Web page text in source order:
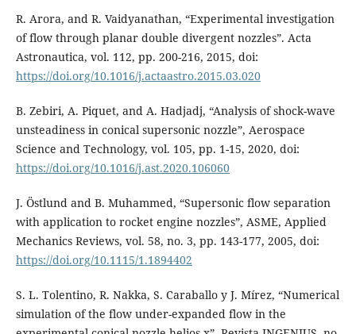
R. Arora, and R. Vaidyanathan, “Experimental investigation
of flow through planar double divergent nozzles”. Acta
Astronautica, vol. 112, pp. 200-216, 2015, doi:
https://doi.org/10.1016/j.actaastro.2015.03.020
B. Zebiri, A. Piquet, and A. Hadjadj, “Analysis of shock-wave
unsteadiness in conical supersonic nozzle”, Aerospace
Science and Technology, vol. 105, pp. 1-15, 2020, doi:
https://doi.org/10.1016/j.ast.2020.106060
J. Östlund and B. Muhammed, “Supersonic flow separation
with application to rocket engine nozzles”, ASME, Applied
Mechanics Reviews, vol. 58, no. 3, pp. 143-177, 2005, doi:
https://doi.org/10.1115/1.1894402
S. L. Tolentino, R. Nakka, S. Caraballo y J. Mírez, “Numerical
simulation of the flow under-expanded flow in the